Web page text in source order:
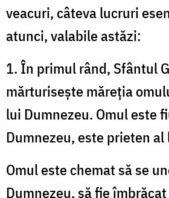
veacuri, câteva lucruri
atunci, valabile astăzi:
1. În primul rând, Sfântul
mărturisește măreția
lui Dumnezeu. Omul este
Dumnezeu, este prieten
Omul este chemat să se
Dumnezeu, să fie